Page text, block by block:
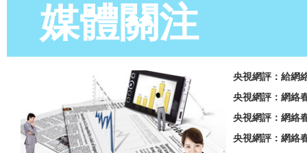
媒體關注
央視網評：給網
央視網評：網絡
央視網評：網絡
央視網評：網絡